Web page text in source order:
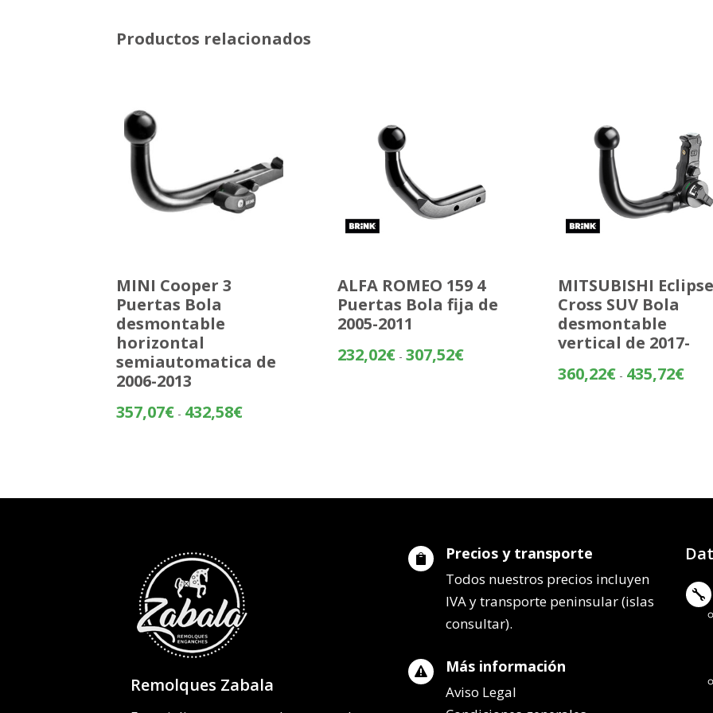
Productos relacionados
MINI Cooper 3
Puertas Bola
desmontable
horizontal
semiautomatica de
2006-2013
357,07€ - 432,58€Rango
hasta
ALFA ROMEO 159 4
Puertas Bola fija de
2005-2011
232,02€ - 307,52€Rango
MITSUBISHI Eclipse
Cross SUV Bola
desmontable
vertical de 2017-
360,22€ - 435,72€
Remolques Zabala
 Precios y transporte
Todos nuestros precios incluyen
IVA y transporte peninsular (islas
consultar).
 Más información
Aviso Legal
